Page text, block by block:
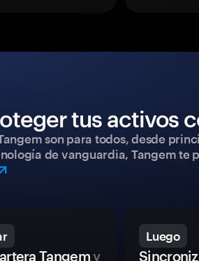
tus activos
son para todos, desde
de vanguardia, Tangem
Tangemy
Luego